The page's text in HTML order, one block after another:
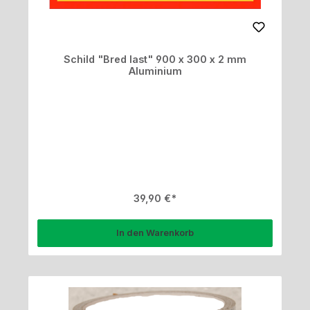
Schild "Bred last" 900 x 300 x 2 mm
Aluminium
Regulärer Preis:
39,90 €
In den Warenkorb